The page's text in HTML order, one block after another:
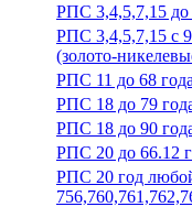
РПС 3,4,5,7,15 до
РПС 3,4,5,7,15 с
(золото-
РПС 11 до 68 года
РПС 18 до 79
РПС 18 до 90
РПС 20 до 66.12
РПС 20 год